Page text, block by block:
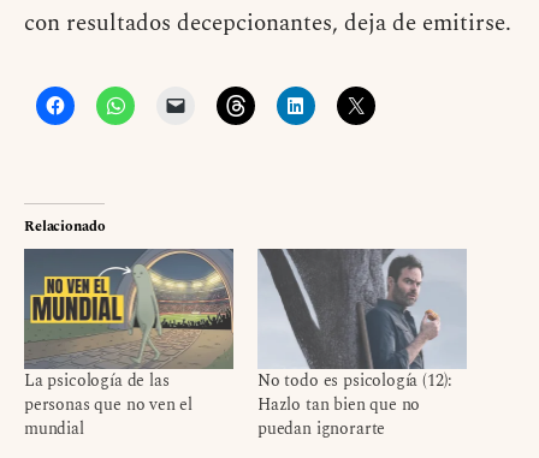
con resultados decepcionantes, deja de emitirse.
Relacionado
La psicología de las
personas que no ven el
mundial
No todo es psicología (12):
Hazlo tan bien que no
puedan ignorarte